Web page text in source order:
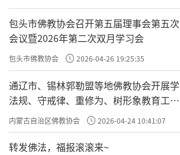
包头市佛教协会召开第五届理事会第五次
会议暨2026年第二次双月学习会
包头市佛教协会 2026-04-26 19:25:35
通辽市、锡林郭勒盟等地佛教协会开展学
法规、守戒律、重修为、树形象教育工作
专题学习会
内蒙古自治区佛教协会 2026-04-24 10:41:07
转发佛法，福报滚滚来~